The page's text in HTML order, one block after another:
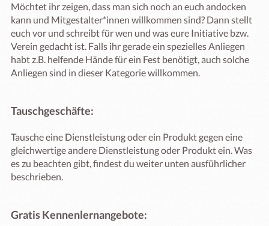
Möchtet ihr zeigen, dass man sich noch an euch andocken
kann und Mitgestalter*innen willkommen sind? Dann stellt
euch vor und schreibt für wen und was eure Initiative bzw.
Verein gedacht ist. Falls ihr gerade ein spezielles Anliegen
habt z.B. helfende Hände für ein Fest benötigt, auch solche
Anliegen sind in dieser Kategorie willkommen.
Tauschgeschäfte:
Tausche eine Dienstleistung oder ein Produkt gegen eine
gleichwertige andere Dienstleistung oder Produkt ein. Was
es zu beachten gibt, findest du weiter unten ausführlicher
beschrieben.
Gratis Kennenlernangebote: